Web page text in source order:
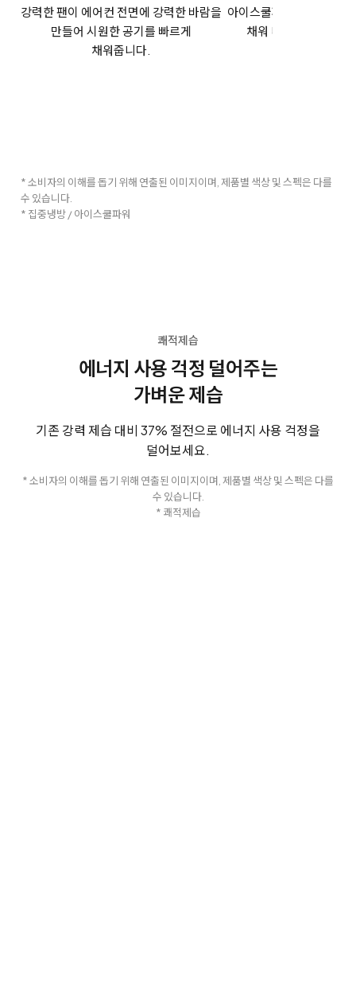
강력한 팬이 에어컨 전면에 강력한 바람을
만들어 시원한 공기를 빠르게
채워줍니다.
아이스쿨파워로 순식간에
채워 더위를 느낄 새
* 소비자의 이해를 돕기 위해 연출된 이미지이며, 제품별 색상 및 스펙은 다를
수 있습니다.
* 집중냉방 / 아이스쿨파워
쾌적제습
에너지 사용 걱정 덜어주는
가벼운 제습
기존 강력 제습 대비 37% 절전으로 에너지 사용 걱정을
덜어보세요.
* 소비자의 이해를 돕기 위해 연출된 이미지이며, 제품별 색상 및 스펙은 다를
수 있습니다.
* 쾌적제습